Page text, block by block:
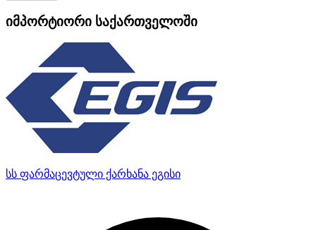
იმპორტიორი საქართველოში
სს ფარმაცევტული ქარხანა ეგისი